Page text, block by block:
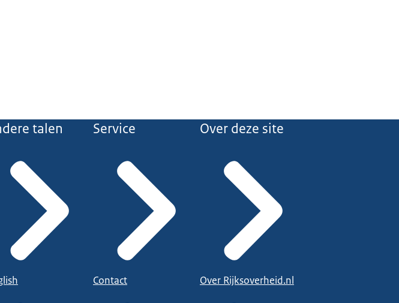
talen Service
Contact
Over deze site
Over Rijksoverheid.nl